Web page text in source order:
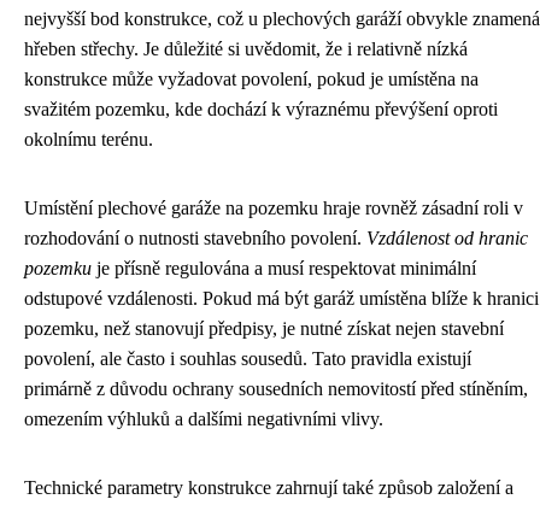
nejvyšší bod konstrukce, což u plechových garáží obvykle znamená
hřeben střechy. Je důležité si uvědomit, že i relativně nízká
konstrukce může vyžadovat povolení, pokud je umístěna na
svažitém pozemku, kde dochází k výraznému převýšení oproti
okolnímu terénu.
Umístění plechové garáže na pozemku hraje rovněž zásadní roli v
rozhodování o nutnosti stavebního povolení. Vzdálenost od hranic
pozemku je přísně regulována a musí respektovat minimální
odstupové vzdálenosti. Pokud má být garáž umístěna blíže k hranici
pozemku, než stanovují předpisy, je nutné získat nejen stavební
povolení, ale často i souhlas sousedů. Tato pravidla existují
primárně z důvodu ochrany sousedních nemovitostí před stíněním,
omezením výhluků a dalšími negativními vlivy.
Technické parametry konstrukce zahrnují také způsob založení a